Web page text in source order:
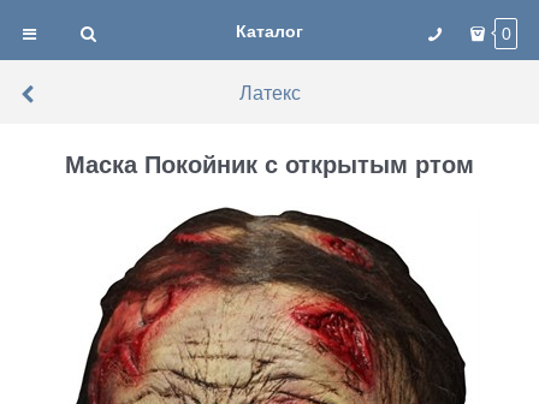
Каталог 0
Латекс
Маска Покойник с открытым ртом